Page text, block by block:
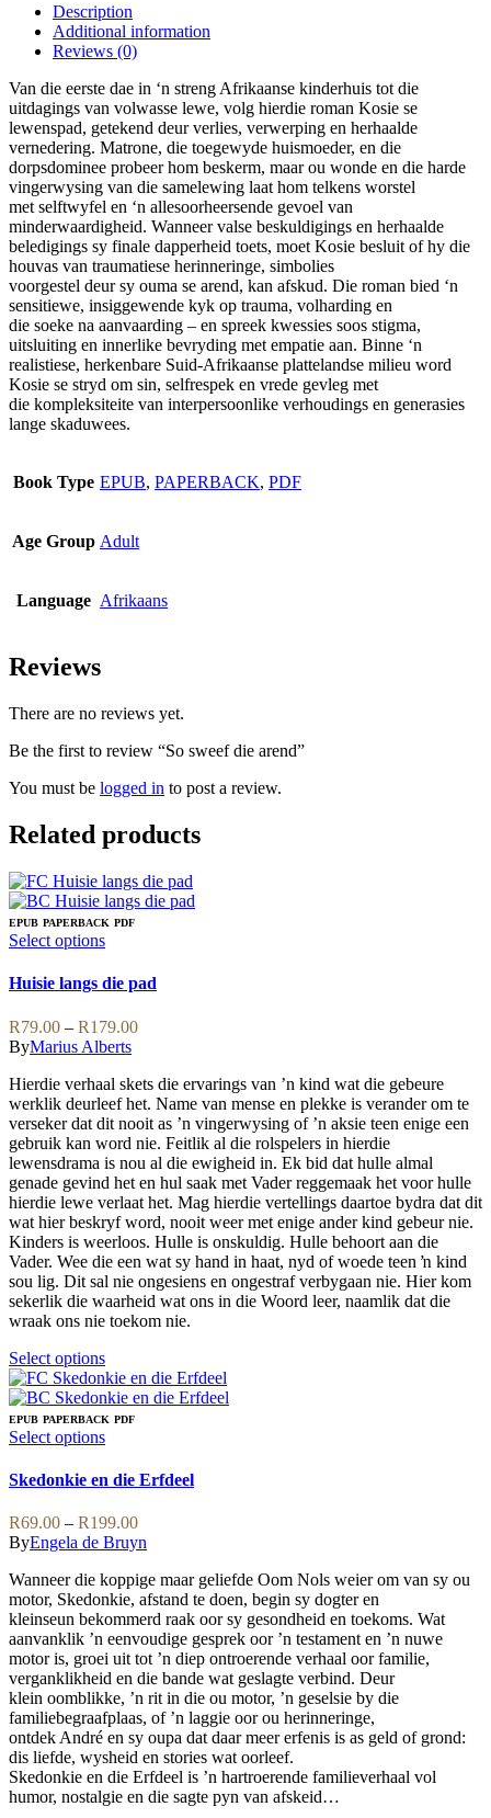
has
multiple
variants.
options
may
be
chosen
on
the
product
page
Description
Additional information
Reviews (0)
Van die eerste dae in ‘n streng Afrikaanse kinderhuis tot die
uitdagings van volwasse lewe, volg hierdie roman Kosie se
lewenspad, getekend deur verlies, verwerping en herhaalde
vernedering. Matrone, die toegewyde huismoeder, en die
dorpsdominee probeer hom beskerm, maar ou wonde en die harde
vingerwysing van die samelewing laat hom telkens worstel
met selftwyfel en ‘n allesoorheersende gevoel van
minderwaardigheid. Wanneer valse beskuldigings en herhaalde
beledigings sy finale dapperheid toets, moet Kosie besluit of hy die
houvas van traumatiese herinneringe, simbolies
voorgestel deur sy ouma se arend, kan afskud. Die roman bied ‘n
sensitiewe, insiggewende kyk op trauma, volharding en
die soeke na aanvaarding – en spreek kwessies soos stigma,
uitsluiting en innerlike bevryding met empatie aan. Binne ‘n
realistiese, herkenbare Suid-Afrikaanse plattelandse milieu word
Kosie se stryd om sin, selfrespek en vrede gevleg met
die kompleksiteite van interpersoonlike verhoudings en generasies
lange skaduwees.
Book Type EPUB, PAPERBACK, PDF
Age Group Adult
Language Afrikaans
Reviews
There are no reviews yet.
Be the first to review “So sweef die arend”
You must be logged in to post a review.
Related products
EPUB PAPERBACK PDF
Select optionsThis
has
multiple
variants.
The
options
may
be
chosen
on
the
product
page
Huisie langs die pad
R79.00 – R179.00Price
through
R179.00
ByMarius Alberts
Hierdie verhaal skets die ervarings van ʼn kind wat die gebeure
werklik deurleef het. Name van mense en plekke is verander om te
verseker dat dit nooit as ʼn vingerwysing of ʼn aksie teen enige een
gebruik kan word nie. Feitlik al die rolspelers in hierdie
lewensdrama is nou al die ewigheid in. Ek bid dat hulle almal
genade gevind het en hul saak met Vader reggemaak het voor hulle
hierdie lewe verlaat het. Mag hierdie vertellings daartoe bydra dat dit
wat hier beskryf word, nooit weer met enige ander kind gebeur nie.
Kinders is weerloos. Hulle is onskuldig. Hulle behoort aan die
Vader. Wee die een wat sy hand in haat, nyd of woede teen ŉ kind
sou lig. Dit sal nie ongesiens en ongestraf verbygaan nie. Hier kom
sekerlik die waarheid wat ons in die Woord leer, naamlik dat die
wraak ons nie toekom nie.
Select optionsThis
product
has
multiple
variants.
options
be
chosen
on
the
product
page
EPUB PAPERBACK PDF
Select optionsThis
has
variants.
The
options
may
be
chosen
on
the
product
page
Skedonkie en die Erfdeel
R69.00 – R199.00Price
range:
through
R199.00
ByEngela de Bruyn
Wanneer die koppige maar geliefde Oom Nols weier om van sy ou
motor, Skedonkie, afstand te doen, begin sy dogter en
kleinseun bekommerd raak oor sy gesondheid en toekoms. Wat
aanvanklik ’n eenvoudige gesprek oor ’n testament en ’n nuwe
motor is, groei uit tot ’n diep ontroerende verhaal oor familie,
verganklikheid en die bande wat geslagte verbind. Deur
klein oomblikke, ’n rit in die ou motor, ’n geselsie by die
familiebegraafplaas, of ’n laggie oor ou herinneringe,
ontdek André en sy oupa dat daar meer erfenis is as geld of grond:
dis liefde, wysheid en stories wat oorleef.
Skedonkie en die Erfdeel is ’n hartroerende familieverhaal vol
humor, nostalgie en die sagte pyn van afskeid…